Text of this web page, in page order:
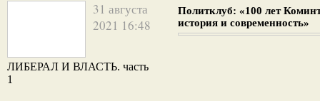
31 августа
2021 16:48
ЛИБЕРАЛ И ВЛАСТЬ. часть
1
Политклуб: «100 лет
история и современность»